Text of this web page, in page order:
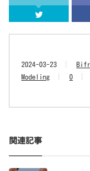
2024-03-23
Modeling
0
関連記事